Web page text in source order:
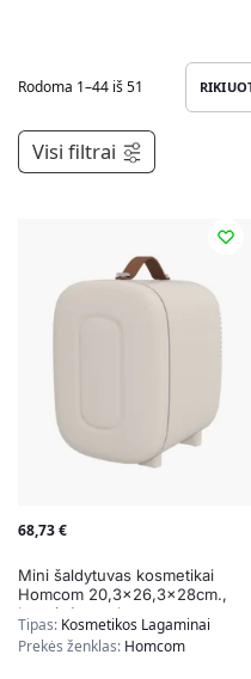
Rodoma 1–44 iš 51
Visi filtrai
68,73€
Mini šaldytuvas kosmetikai
Homcom 20,3×26,3x28cm.,
kreminės spalvos
Tipas: Kosmetikos Lagaminai
Prekės ženklas: Homcom